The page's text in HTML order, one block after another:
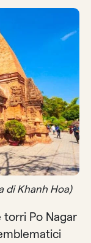
di Khanh Hoa)
torri Po Nagar